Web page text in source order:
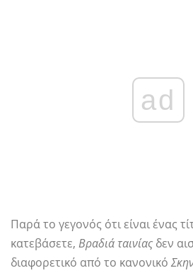
ad
Παρά το γεγονός ότι είναι ένας
κατεβάσετε, Βραδιά ταινίας δεν
διαφορετικό από το κανονικό